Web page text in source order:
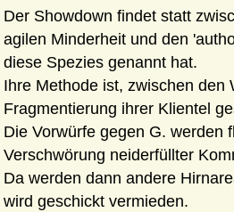
Der Showdown findet statt
agilen Minderheit und den
diese Spezies genannt hat.
Ihre Methode ist, zwischen den
Fragmentierung ihrer Klientel
Die Vorwürfe gegen G. werden
Verschwörung neiderfüllter
Da werden dann andere
wird geschickt vermieden.